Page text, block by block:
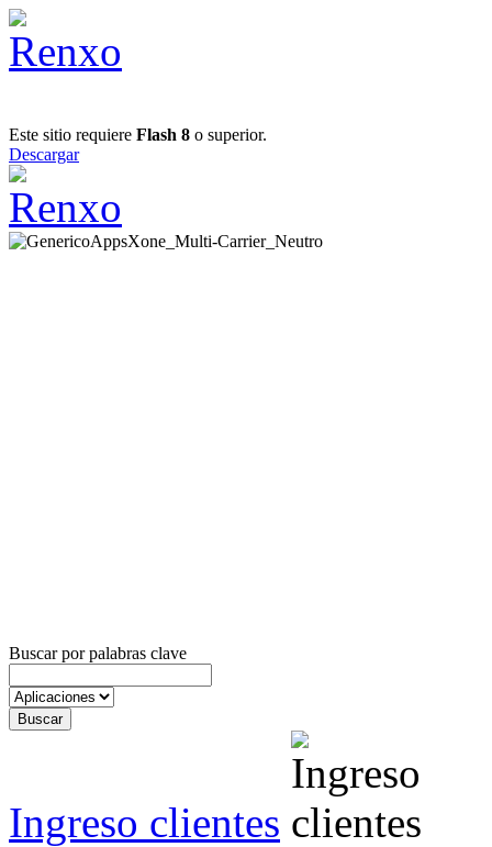
Este sitio requiere Flash 8 o superior.
Descargar
Buscar por palabras clave
Ingreso clientes